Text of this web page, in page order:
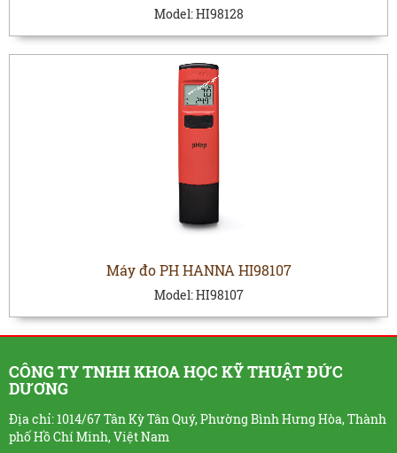
Model:HI98128
Máy đo PH HANNA HI98107
Model:HI98107
CÔNG TY TNHH KHOA HỌC KỸ THUẬT ĐỨC
DƯƠNG
Địa chỉ: 1014/67 Tân Kỳ Tân Quý, Phường Bình Hưng Hòa, Thành
phố Hồ Chí Minh, Việt Nam